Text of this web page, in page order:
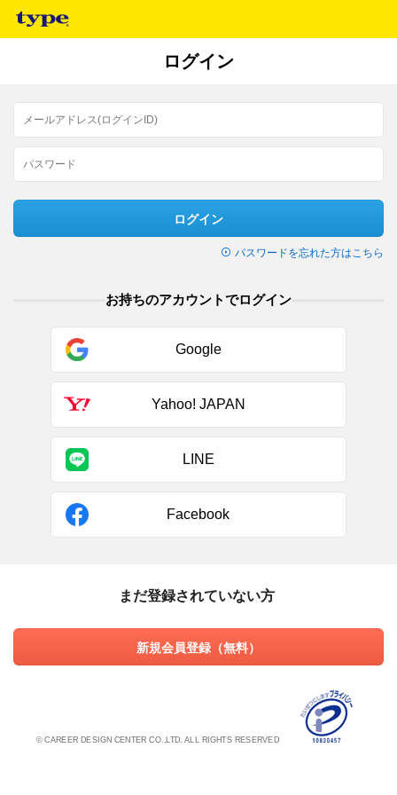
ログイン
ログイン
パスワードを忘れた方はこちら
お持ちのアカウントでログイン
Google
Yahoo! JAPAN
LINE
Facebook
まだ登録されていない方
新規会員登録（無料）
© CAREER DESIGN CENTER CO.,LTD. ALL RIGHTS RESERVED